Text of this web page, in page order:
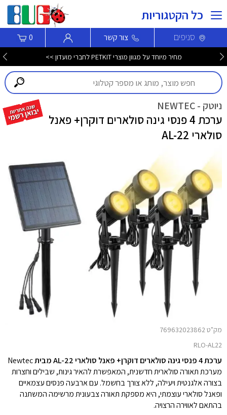
כל הקטגוריות
סניפים צור קשר 0
מחיר מיוחד על מגוון מוצרי PETKIT לחברי מועדון >>
ניוטק - NEWTEC
ערכת 4 פנסי גינה סולארים דוקרן+ פאנל
סולארי AL-22
מק"ט 769632023862
RLO-AL22
ערכת 4 פנסי גינה סולארים דוקרן+ פאנל סולארי AL-22 מבית
Newtec
מערכת תאורה סולארית חדשנית, המאפשרת להאיר גינות, שבילים וחצרות
בצורה אלגנטית ויעילה, ללא צורך בחשמל. עם ארבעה פנסים עצמאיים
ופאנל סולארי עוצמתי, היא מספקת תאורה צבעונית מרשימה המשתנה
בהתאם לאווירה הרצויה.